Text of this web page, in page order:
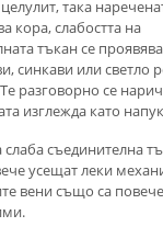
така
кора, слабостта на
тъкан се
синкави или светло
разговорно се
изглежда като
слаба съединителна
усещат леки
вени също са